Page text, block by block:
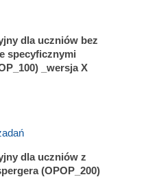
dla uczniów bez
specyficznymi
_wersja X
dla uczniów z
(OPOP_200)